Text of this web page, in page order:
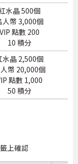
水晶 500個
人幣 3,000個
VIP 點數 200
10 積分
水晶 2,500個
幣 20,000個
點數 1,000
50 積分
上確認